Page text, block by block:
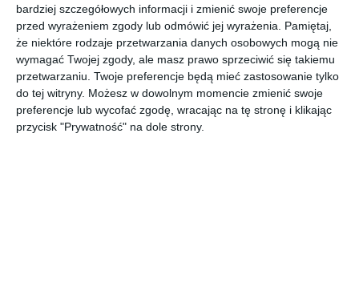
bardziej szczegółowych informacji i zmienić swoje preferencje
przed wyrażeniem zgody lub odmówić jej wyrażenia. Pamiętaj,
że niektóre rodzaje przetwarzania danych osobowych mogą nie
wymagać Twojej zgody, ale masz prawo sprzeciwić się takiemu
przetwarzaniu. Twoje preferencje będą mieć zastosowanie tylko
do tej witryny. Możesz w dowolnym momencie zmienić swoje
preferencje lub wycofać zgodę, wracając na tę stronę i klikając
przycisk "Prywatność" na dole strony.
INSPIRACJA
Kuchnia z wyjściem na
balkon